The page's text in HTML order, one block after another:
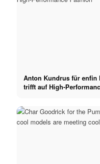
Anton Kundrus für enfin
trifft auf High-